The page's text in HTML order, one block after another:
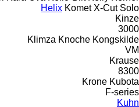
Helix Komet X-Cut Solo
Kinze
3000
Klimza Knoche Kongskilde
VM
Krause
8300
Krone Kubota
F-series
Kuhn